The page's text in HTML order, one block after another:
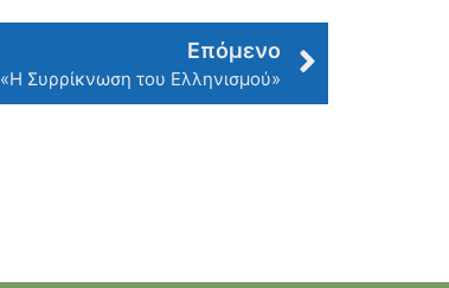
Επόμενο
«Η Συρρίκνωση του Ελληνισμού»